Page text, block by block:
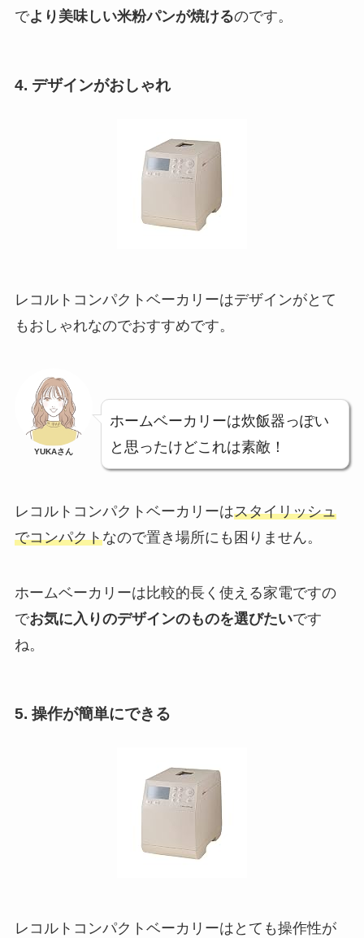
でより美味しい米粉パンが焼けるのです。
4. デザインがおしゃれ
レコルトコンパクトベーカリーはデザインがとて
もおしゃれなのでおすすめです。
YUKAさん
ホームベーカリーは炊飯器っぽい
と思ったけどこれは素敵！
レコルトコンパクトベーカリーはスタイリッシュ
でコンパクトなので置き場所にも困りません。
ホームベーカリーは比較的長く使える家電ですの
でお気に入りのデザインのものを選びたいです
ね。
5. 操作が簡単にできる
レコルトコンパクトベーカリーはとても操作性が